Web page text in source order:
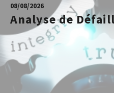
08/08/2026
Analyse de